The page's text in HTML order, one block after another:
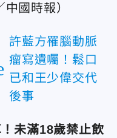
國時報）
許藍方罹腦動脈
瘤寫遺囑！鬆口
已和王少偉交代
後事
未滿18歲禁止飲